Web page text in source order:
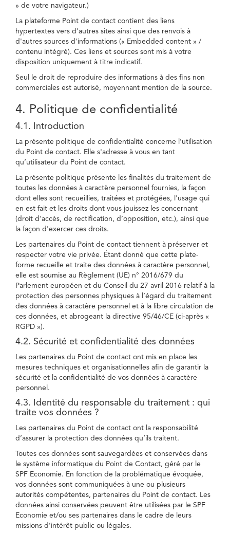
» de votre navigateur.)
La plateforme Point de contact contient des liens
hypertextes vers d'autres sites ainsi que des renvois à
d'autres sources d'informations (« Embedded content » /
contenu intégré). Ces liens et sources sont mis à votre
disposition uniquement à titre indicatif.
Seul le droit de reproduire des informations à des fins non
commerciales est autorisé, moyennant mention de la source.
4. Politique de confidentialité
4.1. Introduction
La présente politique de confidentialité concerne l’utilisation
du Point de contact. Elle s'adresse à vous en tant
qu’utilisateur du Point de contact.
La présente politique présente les finalités du traitement de
toutes les données à caractère personnel fournies, la façon
dont elles sont recueillies, traitées et protégées, l'usage qui
en est fait et les droits dont vous jouissez les concernant
(droit d'accès, de rectification, d’opposition, etc.), ainsi que
la façon d'exercer ces droits.
Les partenaires du Point de contact tiennent à préserver et
respecter votre vie privée. Étant donné que cette plate-
forme recueille et traite des données à caractère personnel,
elle est soumise au Règlement (UE) n° 2016/679 du
Parlement européen et du Conseil du 27 avril 2016 relatif à la
protection des personnes physiques à l’égard du traitement
des données à caractère personnel et à la libre circulation de
ces données, et abrogeant la directive 95/46/CE (ci-après «
RGPD »).
4.2. Sécurité et confidentialité des données
Les partenaires du Point de contact ont mis en place les
mesures techniques et organisationnelles afin de garantir la
sécurité et la confidentialité de vos données à caractère
personnel.
4.3. Identité du responsable du traitement : qui
traite vos données ?
Les partenaires du Point de contact ont la responsabilité
d’assurer la protection des données qu’ils traitent.
Toutes ces données sont sauvegardées et conservées dans
le système informatique du Point de Contact, géré par le
SPF Economie. En fonction de la problématique évoquée,
vos données sont communiquées à une ou plusieurs
autorités compétentes, partenaires du Point de contact. Les
données ainsi conservées peuvent être utilisées par le SPF
Economie et/ou ses partenaires dans le cadre de leurs
missions d’intérêt public ou légales.